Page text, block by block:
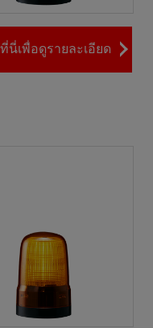
นี่เพื่อดูรายละเอียด